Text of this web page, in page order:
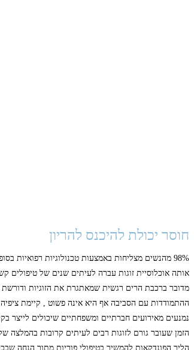
חוסר יכולת להיכנס להריון
98% מהנשים מצליחות באמצעות טכנולוגיות רפואיות בסופו של דבר להרות ורק 2% מכלל הנשים פונות להליך פונדקאות או אימוץ.
אותה אוכלוסיית זוגות עברה לעיתים שנים של טיפולים
מדובר ברכבת הרים רגשית שמאתגרת את הזוגיות ודורשת
ההתמודדות עם הסביבה אף היא אינה פשוט , קיימת
נמנעים מאירועים חברתיים ומשפחתיים שיכולים לייצר
הזמן שעובר גורם לזוגות רבים לעיתים קרובות בהמלצה
הליך הפונדקאות להמשיך בטיפולי פוריות מתוך הנחה